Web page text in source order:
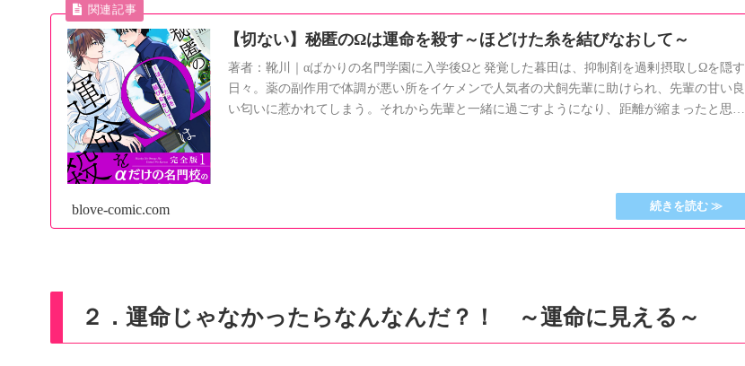
【切ない】秘匿のΩは運命を殺す～ほどけた糸を結びなおして～
著者：靴川｜αばかりの名門学園に入学後Ωと発覚した暮田は、抑制剤を過剰摂取しΩを隠す
日々。薬の副作用で体調が悪い所をイケメンで人気者の犬飼先輩に助けられ、先輩の甘い良
い匂いに惹かれてしまう。それから先輩と一緒に過ごすようになり、距離が縮まったと思っ
blove-comic.com
２．運命じゃなかったらなんなんだ？！ ～運命に見える～